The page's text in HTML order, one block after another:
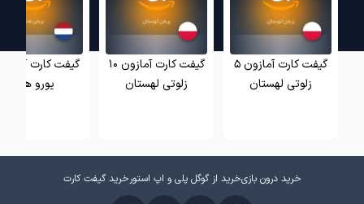
گیفت کارت آمازون 5
زلوتی لهستان
گیفت کارت آمازون 10
زلوتی لهستان
یورو هلند
خرید درون بازیخرید از گوگل پلی و اپ استورخرید گیفت کارت